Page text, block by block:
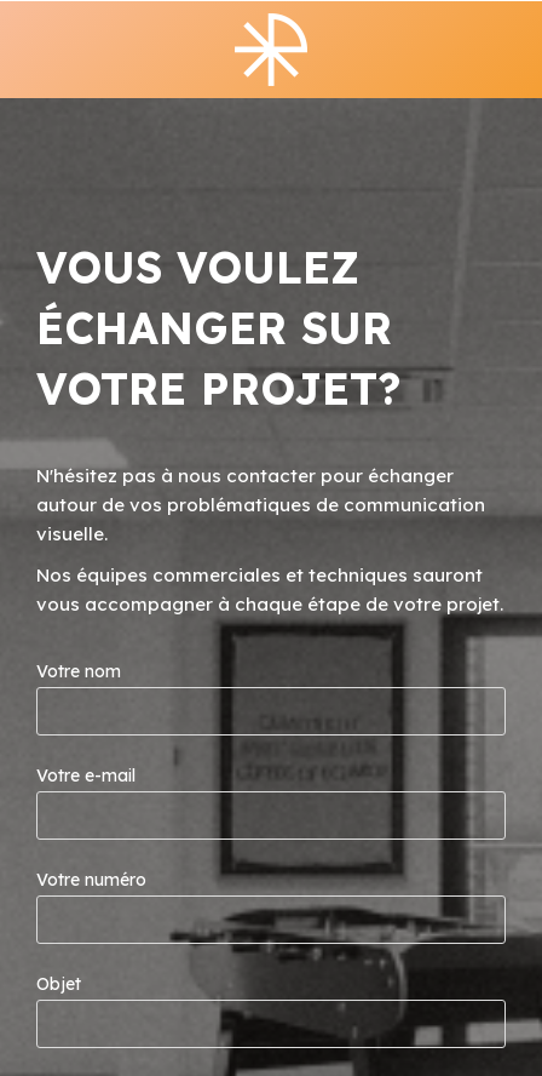
VOUS VOULEZ
ÉCHANGER SUR
VOTRE PROJET?
N'hésitez pas à nous contacter pour échanger
autour de vos problématiques de communication
visuelle.
Nos équipes commerciales et techniques sauront
vous accompagner à chaque étape de votre projet.
Votre nom
Votre e-mail
Votre numéro
Objet